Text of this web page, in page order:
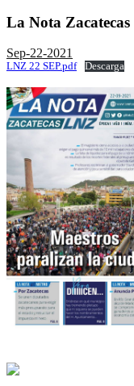
La Nota Zacatecas
Sep-22-2021
LNZ 22 SEP.pdf Descarga